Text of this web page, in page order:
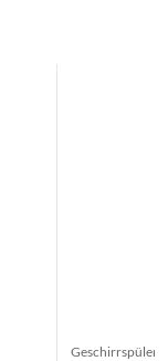
Geschirrspüler